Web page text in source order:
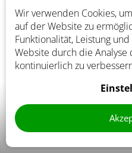
Wir verwenden Cookies,
auf der Website zu
Funktionalität, Leistung
Website durch die Analyse
kontinuierlich zu
auf der Website.
Das berechtigte
Interesse besteht
darin, dem Kunden
ein möglichst
individuelles und
diesen Daten
werden durch
Analyse abgeleitete
Interesse